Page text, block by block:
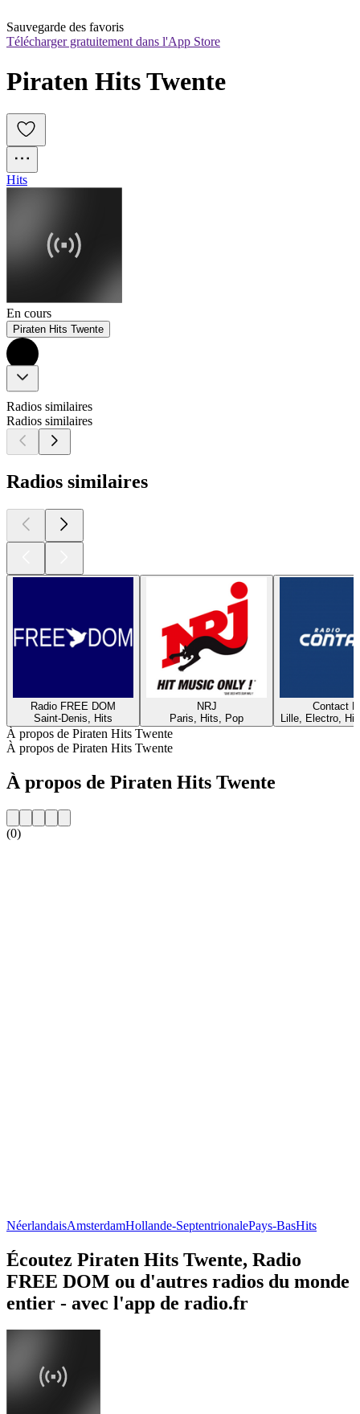
Sauvegarde des favoris
Télécharger gratuitement dans l'App Store
Piraten Hits Twente
Hits
En cours
Piraten Hits Twente
Radios similaires
Radios similaires
Radios similaires
Radio FREE DOM
Saint-Denis, Hits
NRJ
Paris, Hits, Pop
Contact
Lille, Electro,
À propos de Piraten Hits Twente
À propos de Piraten Hits Twente
À propos de Piraten Hits Twente
(0)
NéerlandaisAmsterdamHollande-SeptentrionalePays-BasHits
Écoutez Piraten Hits Twente, Radio
FREE DOM ou d'autres radios du monde
entier - avec l'app de radio.fr